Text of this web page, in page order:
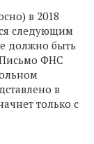
в 2018
следующим
должно быть
ФНС
в
только с